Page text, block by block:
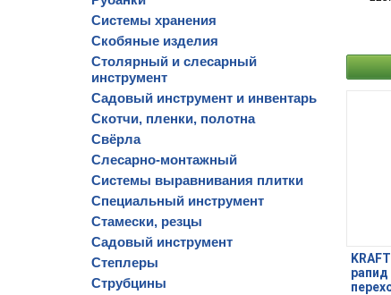
Системы хранения
Скобяные изделия
Столярный и слесарный
инструмент
Садовый инструмент и инвентарь
Скотчи, пленки, полотна
Свёрла
Слесарно-монтажный
Системы выравнивания плитки
Специальный инструмент
Стамески, резцы
Садовый инструмент
Степлеры
Струбцины